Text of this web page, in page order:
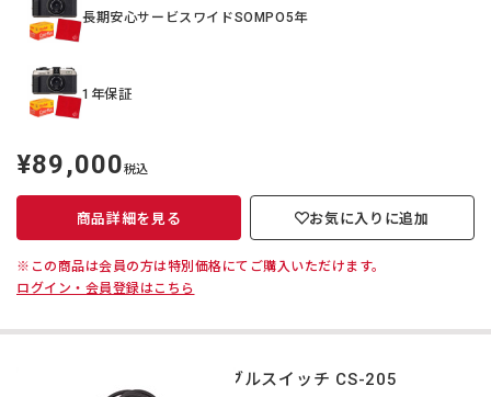
長期安心サービスワイドSOMPO5年
1年保証
定
価
¥89,000税込
商品詳細を見る お気に入りに追加
※この商品は会員の方は特別価格にてご購入いただけます。
ログイン・会員登録はこちら
ケーブルスイッチ CS-205